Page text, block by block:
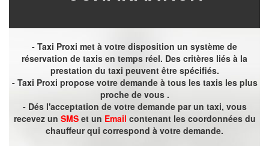
- Taxi Proxi met à votre disposition un système de
réservation de taxis en temps réel. Des critères liés à la
prestation du taxi peuvent être spécifiés.
- Taxi Proxi propose votre demande à tous les taxis les plus
proche de vous .
- Dés l'acceptation de votre demande par un taxi, vous
recevez un SMSet un Email contenant les coordonnées du
chauffeur qui correspond à votre demande.